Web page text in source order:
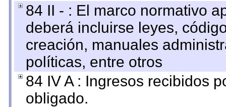
84 II - : El marco normativo
deberá incluirse leyes,
creación, manuales
políticas, entre otros
84 IV A : Ingresos recibidos
obligado.